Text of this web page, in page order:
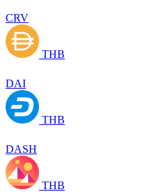
CRV
THB
DAI
THB
DASH
THB